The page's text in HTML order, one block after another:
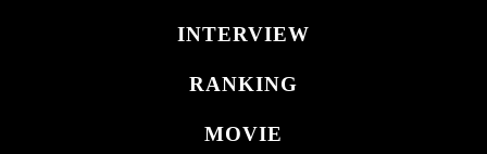
INTERVIEW
RANKING
MOVIE